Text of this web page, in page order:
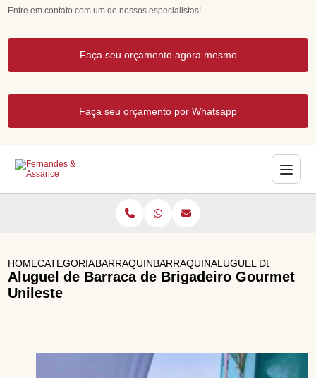
Entre em contato com um de nossos especialistas!
Faça seu orçamento agora mesmo
Faça seu orçamento por Whatsapp
HOMECATEGORIASBARRAQUINHAS GOURMET
BARRAQUINHA GOURMET DE
ALUGUEL DE
Aluguel de Barraca de Brigadeiro Gourmet
Unileste